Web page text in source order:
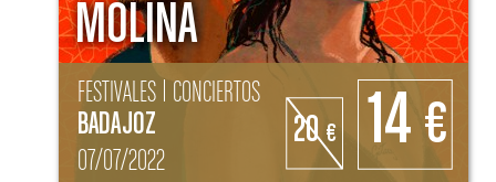
MOLINA
FESTIVALES | CONCIERTOS
BADAJOZ
07/07/2022
20€ 14 €